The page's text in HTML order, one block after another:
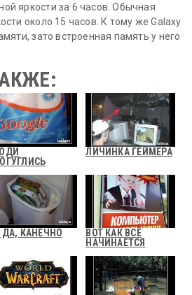
яркости за 6 часов. Обычная
около 15 часов. К тому же Galaxy
зато встроенная память у него
ЛИЧИНКА ГЕЙМЕРА
ДА, КАНЕЧНО
ВОТ КАК ВСЕ
НАЧИНАЕТСЯ